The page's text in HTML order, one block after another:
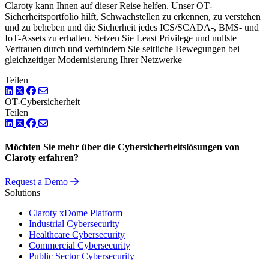
Claroty kann Ihnen auf dieser Reise helfen. Unser OT-
Sicherheitsportfolio hilft, Schwachstellen zu erkennen, zu verstehen
und zu beheben und die Sicherheit jedes ICS/SCADA-, BMS- und
IoT-Assets zu erhalten. Setzen Sie Least Privilege und nullste
Vertrauen durch und verhindern Sie seitliche Bewegungen bei
gleichzeitiger Modernisierung Ihrer Netzwerke
Teilen
LinkedIn
TwitterFacebook
OT-Cybersicherheit
Teilen
LinkedIn
TwitterFacebook
Möchten Sie mehr über die Cybersicherheitslösungen von
Claroty erfahren?
Request a Demo
Solutions
Claroty xDome Platform
Industrial Cybersecurity
Healthcare Cybersecurity
Commercial Cybersecurity
Public Sector Cybersecurity